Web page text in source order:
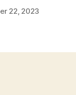
22, 2023